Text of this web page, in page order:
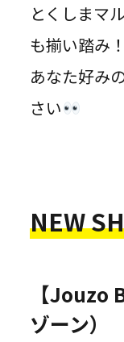
とくしまマ
も揃い踏み！
あなた好み
さい
NEW
【Jouzo
ゾーン）